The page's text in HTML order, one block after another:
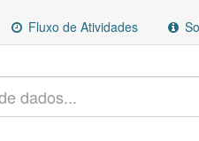
Fluxo de Atividades